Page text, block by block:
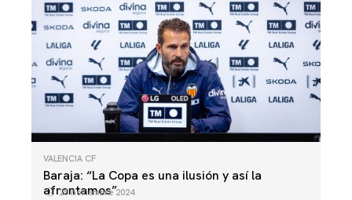
VALENCIA CF
Baraja: “La Copa es una ilusión y así la
afrontamos”
25 noviembre 2024